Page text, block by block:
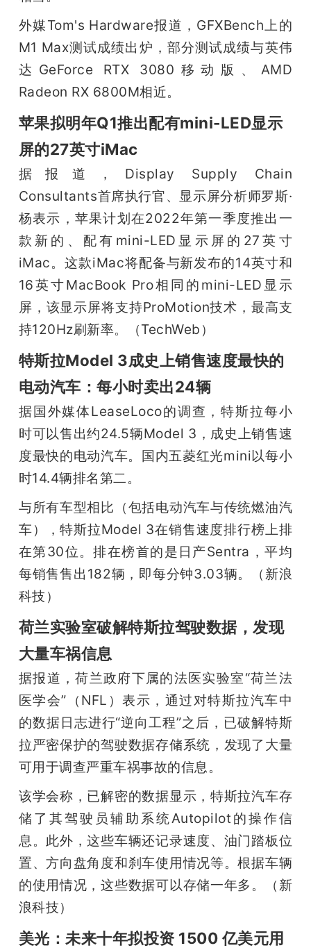
外媒Tom's Hardware报道，GFXBench上的
M1 Max测试成绩出炉，部分测试成绩与英伟
达GeForce RTX 3080移动版、AMD
Radeon RX 6800M相近。
苹果拟明年Q1推出配有mini-LED显示
屏的27英寸iMac
据报道，Display Supply Chain
Consultants首席执行官、显示屏分析师罗斯·
杨表示，苹果计划在2022年第一季度推出一
款新的、配有mini-LED显示屏的27英寸
iMac。这款iMac将配备与新发布的14英寸和
16英寸MacBook Pro相同的mini-LED显示
屏，该显示屏将支持ProMotion技术，最高支
持120Hz刷新率。（TechWeb）
特斯拉Model 3成史上销售速度最快的
电动汽车：每小时卖出24辆
据国外媒体LeaseLoco的调查，特斯拉每小
时可以售出约24.5辆Model 3，成史上销售速
度最快的电动汽车。国内五菱红光mini以每小
时14.4辆排名第二。
与所有车型相比（包括电动汽车与传统燃油汽
车），特斯拉Model 3在销售速度排行榜上排
在第30位。排在榜首的是日产Sentra，平均
每销售售出182辆，即每分钟3.03辆。（新浪
科技）
荷兰实验室破解特斯拉驾驶数据，发现
大量车祸信息
据报道，荷兰政府下属的法医实验室“荷兰法
医学会”（NFL）表示，通过对特斯拉汽车中
的数据日志进行“逆向工程”之后，已破解特斯
拉严密保护的驾驶数据存储系统，发现了大量
可用于调查严重车祸事故的信息。
该学会称，已解密的数据显示，特斯拉汽车存
储了其驾驶员辅助系统Autopilot的操作信
息。此外，这些车辆还记录速度、油门踏板位
置、方向盘角度和刹车使用情况等。根据车辆
的使用情况，这些数据可以存储一年多。（新
浪科技）
美光：未来十年拟投资 1500 亿美元用